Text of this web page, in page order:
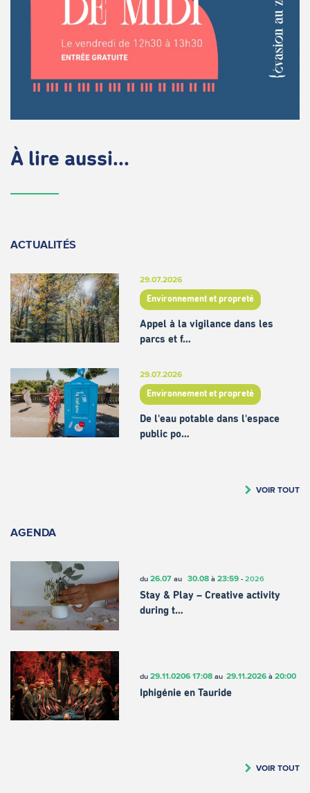
À lire aussi...
ACTUALITÉS
29.07.2026
Environnement et propreté
Appel à la vigilance dans les
parcs et f…
29.07.2026
Environnement et propreté
De l'eau potable dans l'espace
public po…
VOIR TOUT
AGENDA
du 26.07au 30.08à 23:59- 2026
Stay & Play – Creative activity
during t…
du 29.11.0206 17:08au 29.11.2026à 20:00
Iphigénie en Tauride
VOIR TOUT